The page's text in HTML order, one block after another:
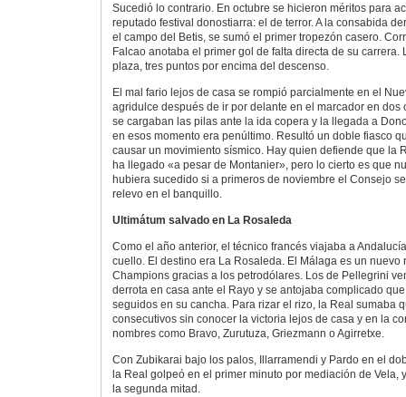
Sucedió lo contrario. En octubre se hicieron méritos para
reputado festival donostiarra: el de terror. A la consabida
el campo del Betis, se sumó el primer tropezón casero.
Falcao anotaba el primer gol de falta directa de su carrera.
plaza, tres puntos por encima del descenso.
El mal fario lejos de casa se rompió parcialmente en el
agridulce después de ir por delante en el marcador en dos
se cargaban las pilas ante la ida copera y la llegada a
en esos momento era penúltimo. Resultó un doble fiasco
causar un movimiento sísmico. Hay quien defiende que la
ha llegado «a pesar de Montanier», pero lo cierto es que
hubiera sucedido si a primeros de noviembre el Consejo
relevo en el banquillo.
Ultimátum salvado en La Rosaleda
Como el año anterior, el técnico francés viajaba a
cuello. El destino era La Rosaleda. El Málaga es un nuevo
Champions gracias a los petrodólares. Los de Pellegrini
derrota en casa ante el Rayo y se antojaba complicado
seguidos en su cancha. Para rizar el rizo, la Real sumaba
consecutivos sin conocer la victoria lejos de casa y en la
nombres como Bravo, Zurutuza, Griezmann o Agirretxe.
Con Zubikarai bajo los palos, Illarramendi y Pardo en el
la Real golpeó en el primer minuto por mediación de Vela,
la segunda mitad.